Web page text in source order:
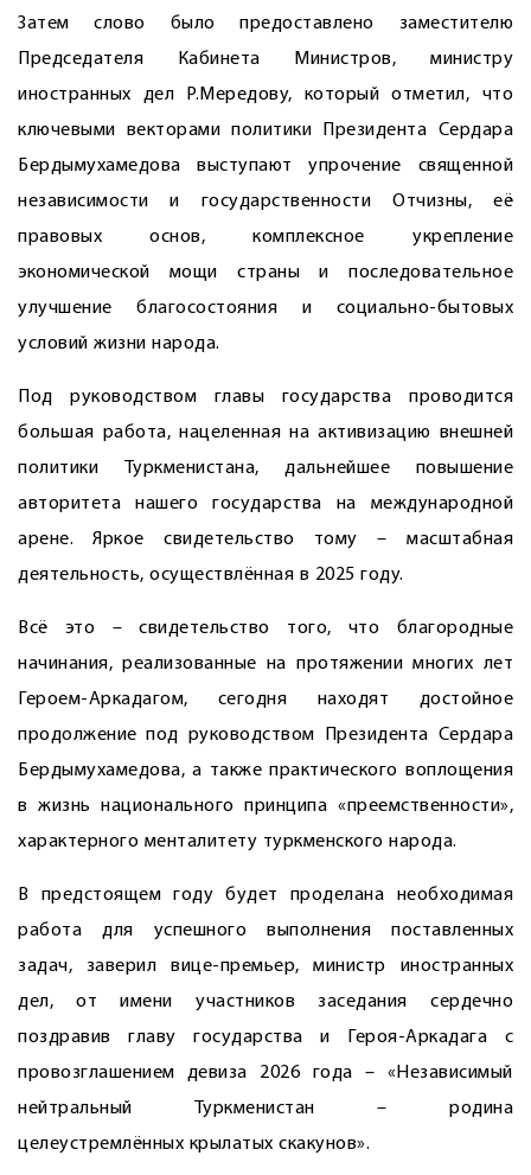
Затем слово было предоставлено заместителю
Председателя Кабинета Министров, министру
иностранных дел Р.Мередову, который отметил, что
ключевыми векторами политики Президента Сердара
Бердымухамедова выступают упрочение священной
независимости и государственности Отчизны, её
правовых основ, комплексное укреп­ление
экономической мощи страны и последовательное
улучшение благосостояния и социально-бытовых
условий жизни народа.
Под руководством главы государства проводится
большая работа, нацеленная на активизацию внешней
политики Туркменистана, дальнейшее повышение
авторитета нашего государства на международной
арене. Яркое свидетельство тому – масштабная
деятельность, осуществлённая в 2025 году.
Всё это – свидетельство того, что благородные
начинания, реализованные на протяжении многих лет
Героем-Аркадагом, сегодня находят достойное
продолжение под руководством Президента Сердара
Бердымухамедова, а также практического воплощения
в жизнь нацио­нального принципа «преемственности»,
характерного менталитету туркменского народа.
В предстоящем году будет проделана необходимая
работа для успешного выполнения поставленных
задач, заверил вице-премьер, министр иностранных
дел, от имени участников заседания сердечно
поздравив главу государства и Героя-Аркадага с
провозглашением девиза 2026 года – «Независимый
нейтральный Туркменистан – родина
целеустремлённых крылатых скакунов».